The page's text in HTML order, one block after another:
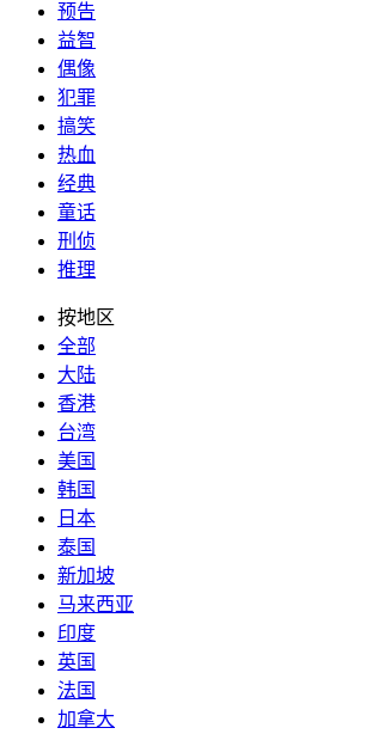
预告
益智
偶像
犯罪
搞笑
热血
经典
童话
刑侦
推理
按地区
全部
大陆
香港
台湾
美国
韩国
日本
泰国
新加坡
马来西亚
印度
英国
法国
加拿大